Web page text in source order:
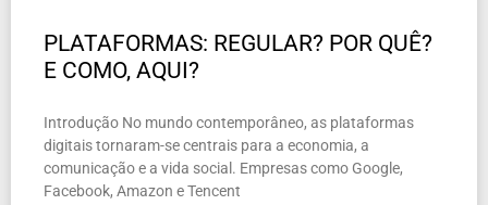
PLATAFORMAS: REGULAR? POR QUÊ?
E COMO, AQUI?
Introdução No mundo contemporâneo, as plataformas
digitais tornaram-se centrais para a economia, a
comunicação e a vida social. Empresas como Google,
Facebook, Amazon e Tencent